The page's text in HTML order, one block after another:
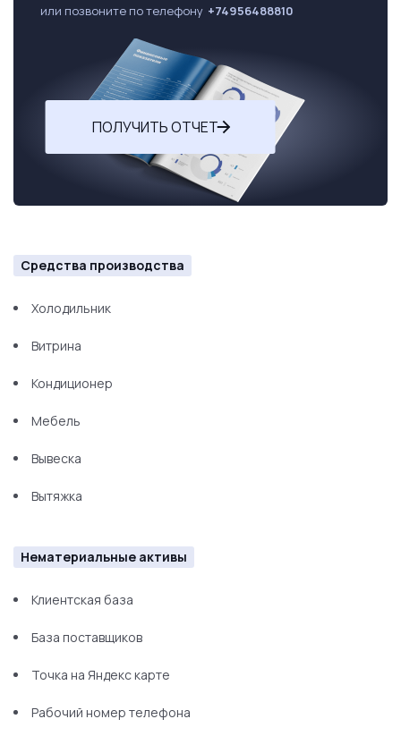
или позвоните по телефону +74956488810
ПОЛУЧИТЬ ОТЧЕТ
Средства производства
Холодильник
Витрина
Кондиционер
Мебель
Вывеска
Вытяжка
Нематериальные активы
Клиентская база
База поставщиков
Точка на Яндекс карте
Рабочий номер телефона